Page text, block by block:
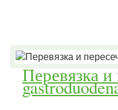
Перевязка и